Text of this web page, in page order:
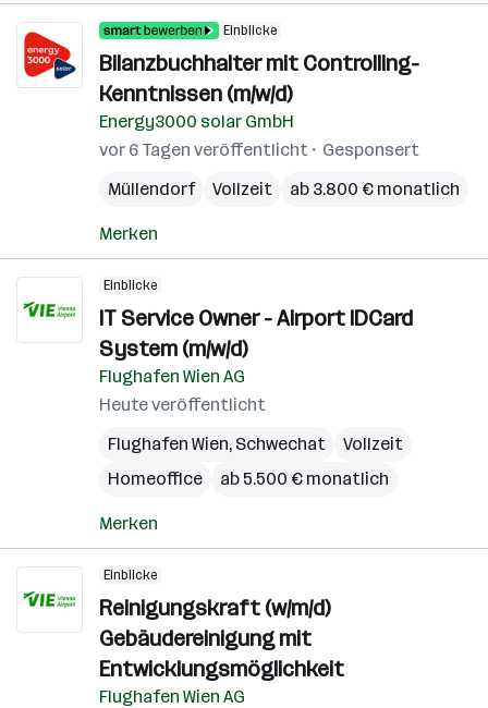
Einblicke
Bilanzbuchhalter mit Controlling-
Kenntnissen (m/w/d)
Energy3000 solar GmbH
vor 6 Tagen veröffentlicht
Gesponsert
Müllendorf
Vollzeit ab 3.800 € monatlich
Merken
Einblicke
IT Service Owner - Airport IDCard
System (m/w/d)
Flughafen Wien AG
Heute veröffentlicht
Flughafen Wien, Schwechat
Vollzeit
Homeoffice
ab 5.500 € monatlich
Merken
Einblicke
Reinigungskraft (w/m/d)
Gebäudereinigung mit
Entwicklungsmöglichkeit
Flughafen Wien AG